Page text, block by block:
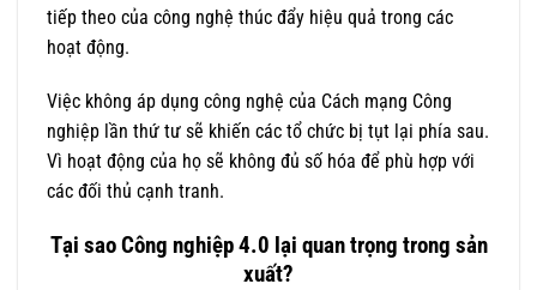
tiếp theo của công nghệ thúc đẩy hiệu quả trong các
hoạt động.
Việc không áp dụng công nghệ của Cách mạng Công
nghiệp lần thứ tư sẽ khiến các tổ chức bị tụt lại phía sau.
Vì hoạt động của họ sẽ không đủ số hóa để phù hợp với
các đối thủ cạnh tranh.
Tại sao Công nghiệp 4.0 lại quan trọng trong sản
xuất?